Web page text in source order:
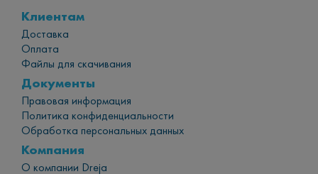
Клиентам
Доставка
Оплата
Файлы для скачивания
Документы
Правовая информация
Политика конфиденциальности
Обработка персональных данных
Компания
О компании Dreja